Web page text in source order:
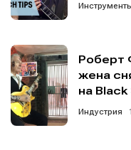
Роберт
жена
на
Индустрия